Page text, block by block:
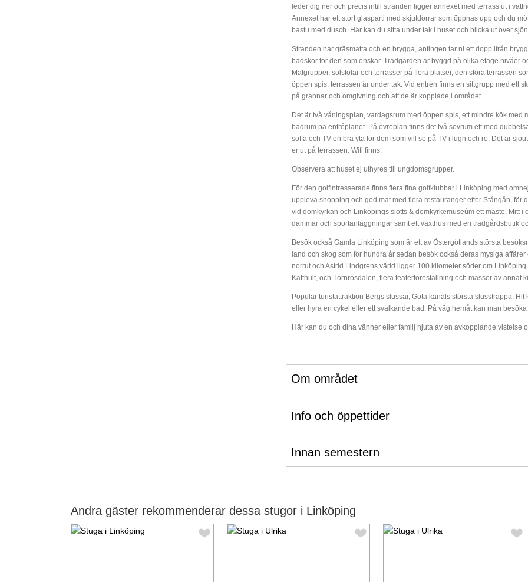
leder dig ner och precis intill stranden ligger annexet med terrass ut i
Annexet har ett stort glasparti med skjutdörrar som öppnas upp och du
bastu med dusch. Här kan du sitta under tak i huset och blicka ut över
Stranden har gräsmatta och en brygga, antingen tar ni ett dopp ifrån
badskor för den som önskar. Trädgården är byggd på olika etage nivåer
Matgrupper, solstolar och terrasser på flera platser, den stora terrassen
öppen spis, terrassen är under tak. Vid entrén finns en sittgrupp med ett
på grannar och omgivning och att de är kopplade i området.
Det är två våningsplan, vardagsrum med öppen spis, ett mindre kök
badrum på entréplanet. På övreplan finns det två sovrum ett med
soffa och TV en bra yta för dem som vill se på TV i lugn och ro. Det är
er ut på terrassen. Wifi finns.
Observera att huset ej uthyres till ungdomsgrupper.
För den golfintresserade finns flera fina golfklubbar i Linköping med
uppleva shopping och god mat med flera restauranger efter Stångån, för
vid domkyrkan och Linköpings slotts & domkyrkemuseúm ett måste. Mitt
dammar och sportanläggningar samt ett växthus med en trädgårdsbutik
Besök också Gamla Linköping som är ett av Östergötlands största
land och skog som för hundra år sedan besök också deras mysiga
norrut och Astrid Lindgrens värld ligger 100 kilometer söder om
Katthult, och Törnrosdalen, flera teaterföreställning och massor av annat
Populär turistattraktion Bergs slussar, Göta kanals största slusstrappa.
eller hyra en cykel eller ett svalkande bad. På väg hemåt kan man
Här kan du och dina vänner eller familj njuta av en avkopplande vistelse
Om området
Info och öppettider
Innan semestern
Andra gäster rekommenderar dessa stugor i Linköping